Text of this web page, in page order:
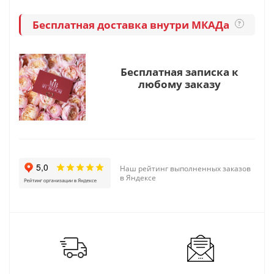
Бесплатная доставка внутри МКАДа ?
Бесплатная записка к
любому заказу
Наш рейтинг выполненных заказов
в Яндексе